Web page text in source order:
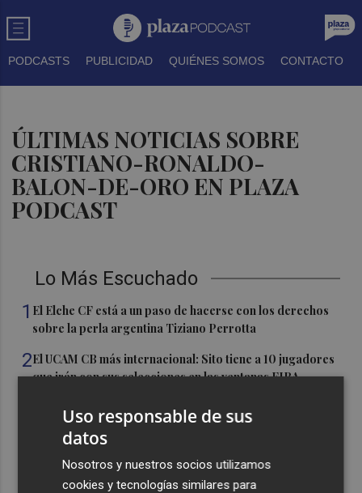
PODCASTS PUBLICIDAD QUIÉNES SOMOS CONTACTO
ÚLTIMAS NOTICIAS SOBRE
CRISTIANO-RONALDO-
BALON-DE-ORO EN PLAZA
PODCAST
Lo Más Escuchado
1 El Elche CF está a un paso de hacerse con los derechos
sobre la perla argentina Tiziano Perrotta
2El UCAM CB más internacional: Sito tiene a 10 jugadores
que irán con sus selecciones en las ventanas FIBA
La Región de Murcia es la cuarta provincia que más
exporta a África: Marruecos, el primer destino
La Región de Murcia celebra la Semana de la Juventud
con cinco días de actividades
Uso responsable de sus
datos
Nosotros y nuestros socios utilizamos
cookies y tecnologías similares para